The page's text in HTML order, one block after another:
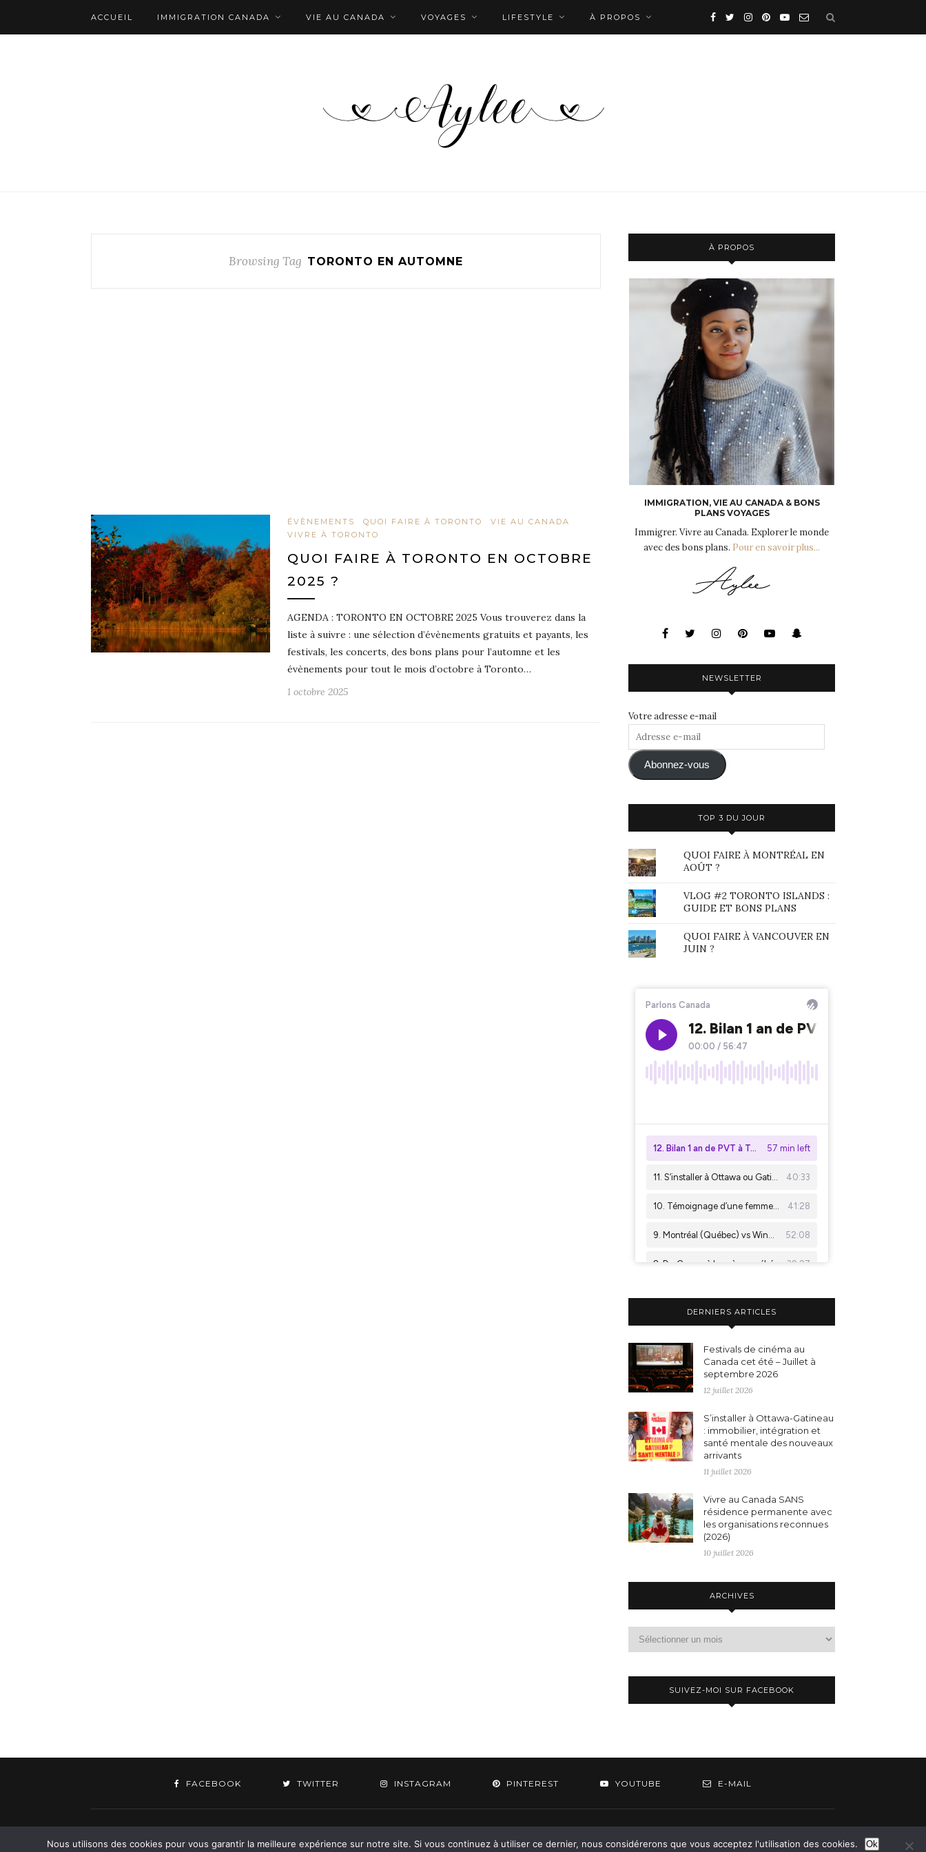
ACCUEIL IMMIGRATION CANADA VIE AU CANADA VOYAGES LIFESTYLE À PROPOS
Browsing Tag TORONTO EN AUTOMNE
ÉVÈNEMENTS QUOI FAIRE À TORONTO
VIE AU CANADA
VIVRE À TORONTO
QUOI FAIRE À TORONTO EN OCTOBRE
2025 ?
AGENDA : TORONTO EN OCTOBRE 2025 Vous trouverez dans la
liste à suivre : une sélection d’évènements gratuits et payants, les
festivals, les concerts, des bons plans pour l’automne et les
évènements pour tout le mois d’octobre à Toronto…
1 octobre 2025
À PROPOS
IMMIGRATION, VIE AU CANADA & BONS
PLANS VOYAGES
Immigrer. Vivre au Canada. Explorer le monde
avec des bons plans. Pour en savoir plus...
NEWSLETTER
Votre adresse e-mail
Adresse
mail Abonnez-vous
TOP 3 DU JOUR
QUOI FAIRE À MONTRÉAL EN
AOÛT ?
VLOG #2 TORONTO ISLANDS :
GUIDE ET BONS PLANS
QUOI FAIRE À VANCOUVER EN
JUIN ?
DERNIERS ARTICLES
Festivals de cinéma au
Canada cet été – Juillet à
septembre 2026
12 juillet 2026
S’installer à Ottawa-Gatineau
: immobilier, intégration et
santé mentale des nouveaux
arrivants
11 juillet 2026
Vivre au Canada SANS
résidence permanente avec
les organisations reconnues
(2026)
10 juillet 2026
ARCHIVES
SUIVEZ-MOI SUR FACEBOOK
FACEBOOK TWITTER INSTAGRAM PINTEREST YOUTUBE E-MAIL
Nous utilisons des cookies pour vous garantir la meilleure expérience sur notre site. Si vous continuez à utiliser ce dernier, nous considérerons que vous acceptez l'utilisation des cookies. Ok